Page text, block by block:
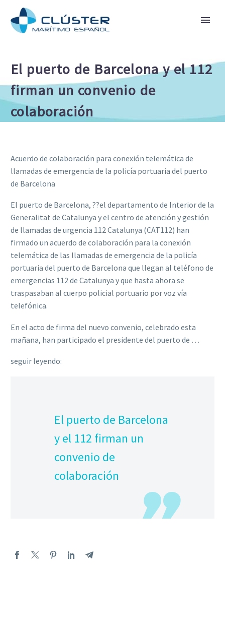
El puerto de Barcelona y el 112
firman un convenio de
colaboración
Acuerdo de colaboración para conexión telemática de
llamadas de emergencia de la policía portuaria del puerto
de Barcelona
El puerto de Barcelona, ??el departamento de Interior de la
Generalitat de Catalunya y el centro de atención y gestión
de llamadas de urgencia 112 Catalunya (CAT112) han
firmado un acuerdo de colaboración para la conexión
telemática de las llamadas de emergencia de la policía
portuaria del puerto de Barcelona que llegan al teléfono de
emergencias 112 de Catalunya y que hasta ahora se
traspasaban al cuerpo policial portuario por voz vía
telefónica.
En el acto de firma del nuevo convenio, celebrado esta
mañana, han participado el presidente del puerto de …
seguir leyendo:
El puerto de Barcelona
y el 112 firman un
convenio de
colaboración